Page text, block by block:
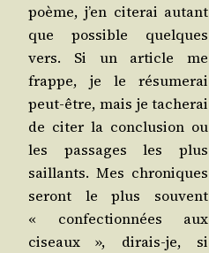
poème, j’en cite­rai autant
que pos­sible quelques
vers. Si un article me
frappe, je le résu­me­rai
peut-être, mais je tache­rai
de citer la conclu­sion ou
les pas­sages les plus
saillants. Mes chro­niques
seront le plus sou­vent
« confec­tion­nées aux
ciseaux », dirais-je, si